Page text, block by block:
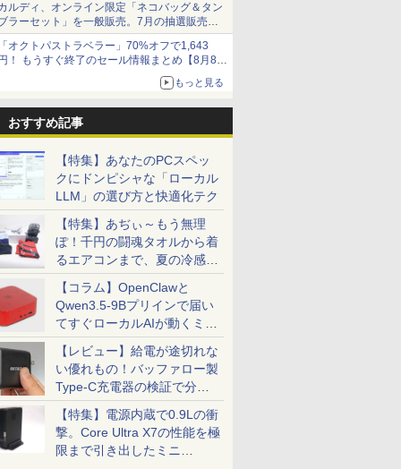
ルディ、オンライン限定「ネコバッグ＆タン
ラーセット」を一般販売。7月の抽選販売の
選無効分
オクトパストラベラー」70%オフで1,643
！ もうすぐ終了のセール情報まとめ【8月8日
ンテンドーeショップでは「大神 絶景版」が
もっと見る
おすすめ記事
【特集】あなたのPCスペッ
クにドンピシャな「ローカル
LLM」の選び方と快適化テク
【特集】あぢぃ～もう無理
ぽ！千円の闘魂タオルから着
るエアコンまで、夏の冷感グ
ッズ一挙紹介
【コラム】OpenClawと
Qwen3.5-9Bプリインで届い
てすぐローカルAIが動くミニ
PC「SER9 Pro」
【レビュー】給電が途切れな
い優れもの！バッファロー製
Type-C充電器の検証で分か
ったこと
【特集】電源内蔵で0.9Lの衝
撃。Core Ultra X7の性能を極
限まで引き出したミニ